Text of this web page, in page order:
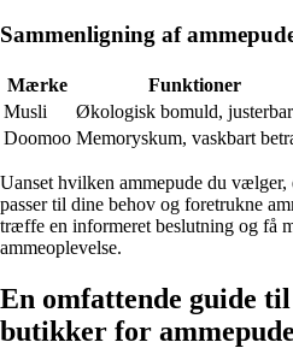
Sammenligning af
Mærke Funktioner
Musli
Økologisk bomuld, justerbar
Doomoo Memoryskum, vaskbart
Uanset hvilken ammepude du
passer til dine behov og foretrukne
træffe en informeret beslutning og få
ammeoplevelse.
En omfattende guide
butikker for